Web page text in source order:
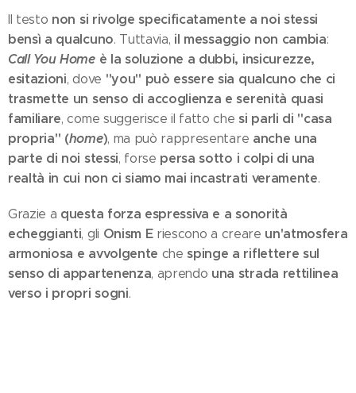
Il testo non si rivolge specificatamente a noi stessi
bensì a qualcuno. Tuttavia, il messaggio non cambia:
Call You Homeè la soluzione a dubbi, insicurezze,
esitazioni, dove "you" può essere sia qualcuno che ci
trasmette un senso di accoglienza e serenità quasi
familiare, come suggerisce il fatto chesi parli di "casa
propria" (home), ma può rappresentare anche una
parte di noi stessi, forse persa sotto i colpi di una
realtà in cui non ci siamo mai incastrati veramente.
Grazie a questa forza espressiva e a sonorità
echeggianti, gli Onism Eriescono a creare un'atmosfera
armoniosa e avvolgente chespinge a riflettere sul
senso di appartenenza, aprendo una strada rettilinea
verso i propri sogni.